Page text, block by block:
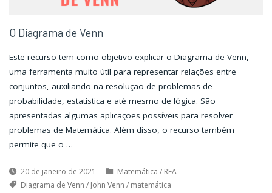
O Diagrama de Venn
Este recurso tem como objetivo explicar o Diagrama de Venn,
uma ferramenta muito útil para representar relações entre
conjuntos, auxiliando na resolução de problemas de
probabilidade, estatística e até mesmo de lógica. São
apresentadas algumas aplicações possíveis para resolver
problemas de Matemática. Além disso, o recurso também
permite que o …
20 de janeiro de 2021 Matemática / REA
Diagrama de Venn / John Venn / matemática